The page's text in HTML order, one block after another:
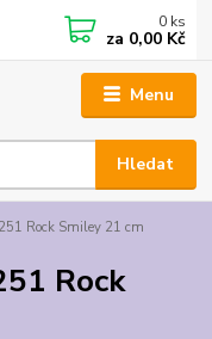
Menu
Hledat
0 ks
za 0,00 Kč
Rock Smiley 21 cm
Rock